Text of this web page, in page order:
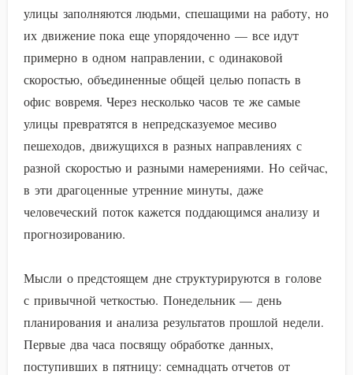
улицы заполняются людьми, спешащими на работу, но
их движение пока еще упорядоченно — все идут
примерно в одном направлении, с одинаковой
скоростью, объединенные общей целью попасть в
офис вовремя. Через несколько часов те же самые
улицы превратятся в непредсказуемое месиво
пешеходов, движущихся в разных направлениях с
разной скоростью и разными намерениями. Но сейчас,
в эти драгоценные утренние минуты, даже
человеческий поток кажется поддающимся анализу и
прогнозированию.
Мысли о предстоящем дне структурируются в голове
с привычной четкостью. Понедельник — день
планирования и анализа результатов прошлой недели.
Первые два часа посвящу обработке данных,
поступивших в пятницу: семнадцать отчетов от